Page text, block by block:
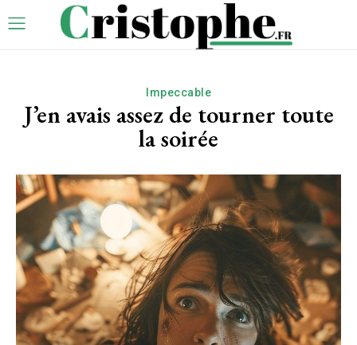
Impeccable
J’en avais assez de tourner toute
la soirée